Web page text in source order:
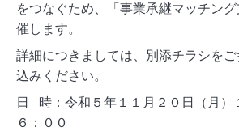
をつなぐため、「事業承継マッチン
催します。
詳細につきましては、別添チラシを
込みください。
日 時：令和５年１１月２０日（月）
６：００